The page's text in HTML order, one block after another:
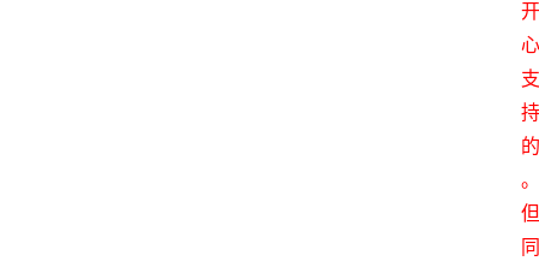
开
心
支
持
的
。
但
同